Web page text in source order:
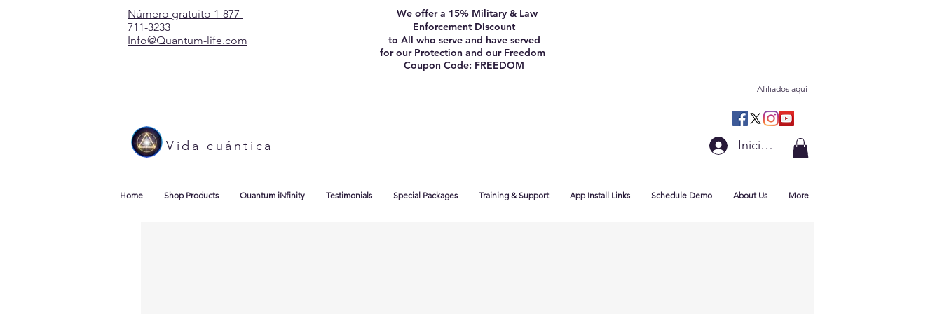
Número gratuito 1-877-
711-3233
Info@Quantum-life.com
We offer a 15% Military & Law
Enforcement Discount
to All who serve and have served
for our Protection and our Freedom
Coupon Code: FREEDOM
Afiliados aquí
Vida cuántica Iniciar sesión
Home Shop Products Quantum iNfinity Testimonials Special Packages Training & Support App Install Links Schedule Demo About Us More